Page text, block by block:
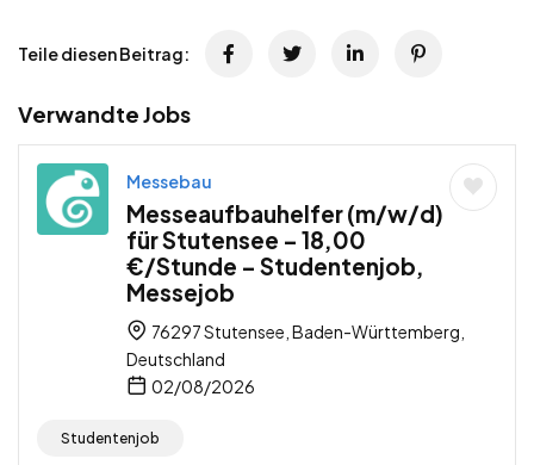
Teile diesen Beitrag:
Verwandte Jobs
Messebau
Messeaufbauhelfer (m/w/d)
für Stutensee – 18,00
€/Stunde – Studentenjob,
Messejob
76297 Stutensee, Baden-Württemberg,
Deutschland
02/08/2026
Studentenjob